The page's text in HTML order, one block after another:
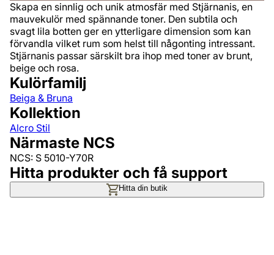
Skapa en sinnlig och unik atmosfär med Stjärnanis, en
mauvekulör med spännande toner. Den subtila och
svagt lila botten ger en ytterligare dimension som kan
förvandla vilket rum som helst till någonting intressant.
Stjärnanis passar särskilt bra ihop med toner av brunt,
beige och rosa.
Kulörfamilj
Beiga & Bruna
Kollektion
Alcro Stil
Närmaste NCS
NCS: S 5010-Y70R
Hitta produkter och få support
Hitta din butik